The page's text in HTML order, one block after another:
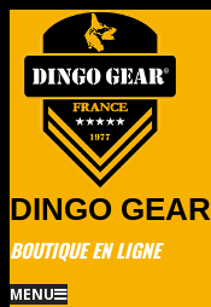
content
DINGO GEAR
BOUTIQUE EN LIGNE
Primary
MENU